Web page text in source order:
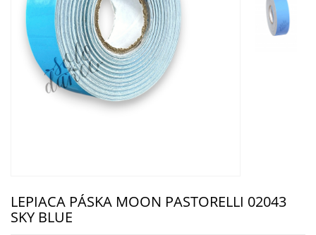
LEPIACA PÁSKA MOON PASTORELLI 02043
SKY BLUE